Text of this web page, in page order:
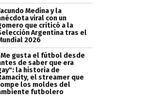
Medina y la
viral con un
que criticó a la
Argentina tras el
2026
gusta el fútbol desde
de saber que era
la historia de
el streamer que
los moldes del
futbolero